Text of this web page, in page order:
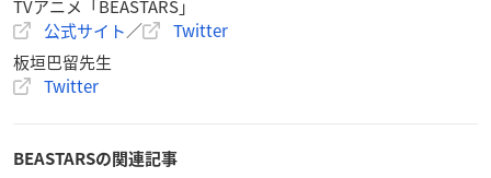
TVアニメ「BEASTARS」
公式サイト／
Twitter
板垣巴留先生
Twitter
BEASTARSの関連記事